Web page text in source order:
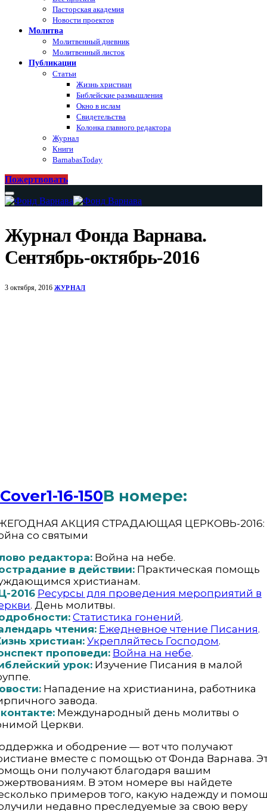
Пасторская академия
Новости проектов
Молитва
Молитвенный дневник
Молитвенный листок
Публикации
Статьи
Жизнь христиан
Библейские размышления
Окно в ислам
Свидетельства
Колонка главного редактора
Журнал
Книги
BarnabasToday
Пожертвовать
Журнал Фонда Варнава.
Сентябрь-октябрь-2016
3 октября, 2016 ЖУРНАЛ
В номере:
АКЦИЯ СТРАДАЮЩАЯ ЦЕРКОВЬ-2016:
со святыми
редактора: Война на небе.
в действии: Практическая помощь
христианам.
2016 Ресурсы для проведения мероприятий в
. День молитвы.
Статистика гонений.
чтения: Ежедневное чтение Писания.
христиан: Укрепляйтесь Господом.
проповеди: Война на небе.
урок: Изучение Писания в малой
Нападение на христианина, работника
завода.
Международный день молитвы о
Церкви.
и ободрение — вот что получают
вместе с помощью от Фонда Варнава.
они получают благодаря вашим
В этом номере вы найдете
примеров того, какую надежду и
недавно преследуемые за свою веру